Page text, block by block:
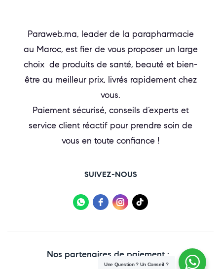
Paraweb.ma, leader de la parapharmacie
au Maroc, est fier de vous proposer un large
choix de produits de santé, beauté et bien-
être au meilleur prix, livrés rapidement chez
vous.
Paiement sécurisé, conseils d’experts et
service client réactif pour prendre soin de
vous en toute confiance !
SUIVEZ-NOUS
Nos partenaires de paiement :
Une Question ? Un Conseil ?